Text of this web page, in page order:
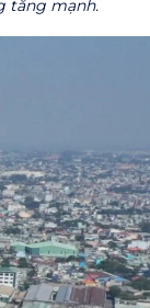
tăng mạnh.